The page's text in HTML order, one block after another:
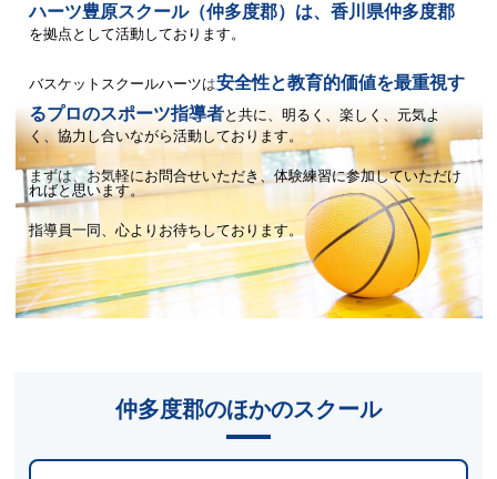
ハーツ豊原スクール（仲多度郡）は、香川県仲多度郡
を拠点として活動しております。
バスケットスクールハーツは安全性と教育的価値を最重視す
るプロのスポーツ指導者と共に、 明るく、楽しく、元気よ
く、協力し合いながら活動しております。
まずは、お気軽にお問合せいただき、体験練習に参加していただけ
ればと思います。
指導員一同、心よりお待ちしております。
仲多度郡のほかのスクール